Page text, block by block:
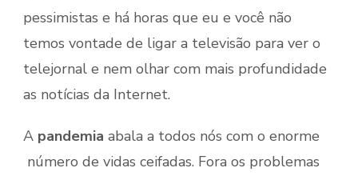
pessimistas e há horas que eu e você não
temos vontade de ligar a televisão para ver o
telejornal e nem olhar com mais profundidade
as notícias da Internet.
A pandemia abala a todos nós com o enorme
número de vidas ceifadas. Fora os problemas